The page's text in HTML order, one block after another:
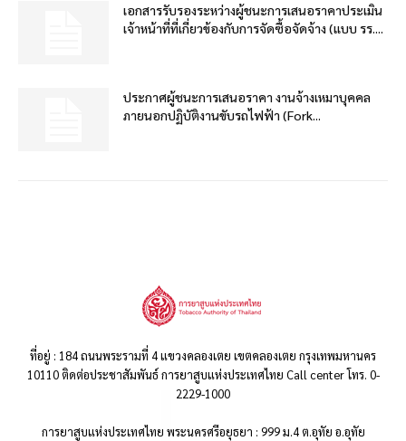
เอกสารรับรองระหว่างผู้ชนะการเสนอราคาประเมิน
เจ้าหน้าที่ที่เกี่ยวข้องกับการจัดซื้อจัดจ้าง (แบบ รร....
ประกาศผู้ชนะการเสนอราคา งานจ้างเหมาบุคคล
ภายนอกปฏิบัติงานขับรถไฟฟ้า (Fork...
ที่อยู่ : 184 ถนนพระรามที่ 4 แขวงคลองเตย เขตคลองเตย กรุงเทพมหานคร
10110 ติดต่อประชาสัมพันธ์ การยาสูบแห่งประเทศไทย Call center โทร. 0-
2229-1000
การยาสูบแห่งประเทศไทย พระนครศรีอยุธยา : 999 ม.4 ต.อุทัย อ.อุทัย